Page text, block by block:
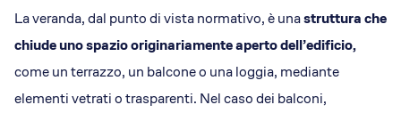
La veranda, dal punto di vista normativo, è unastruttura che
chiude uno spazio originariamente aperto dell’edificio,
come un terrazzo, un balcone o una loggia, mediante
elementi vetrati o trasparenti. Nel caso dei balconi,